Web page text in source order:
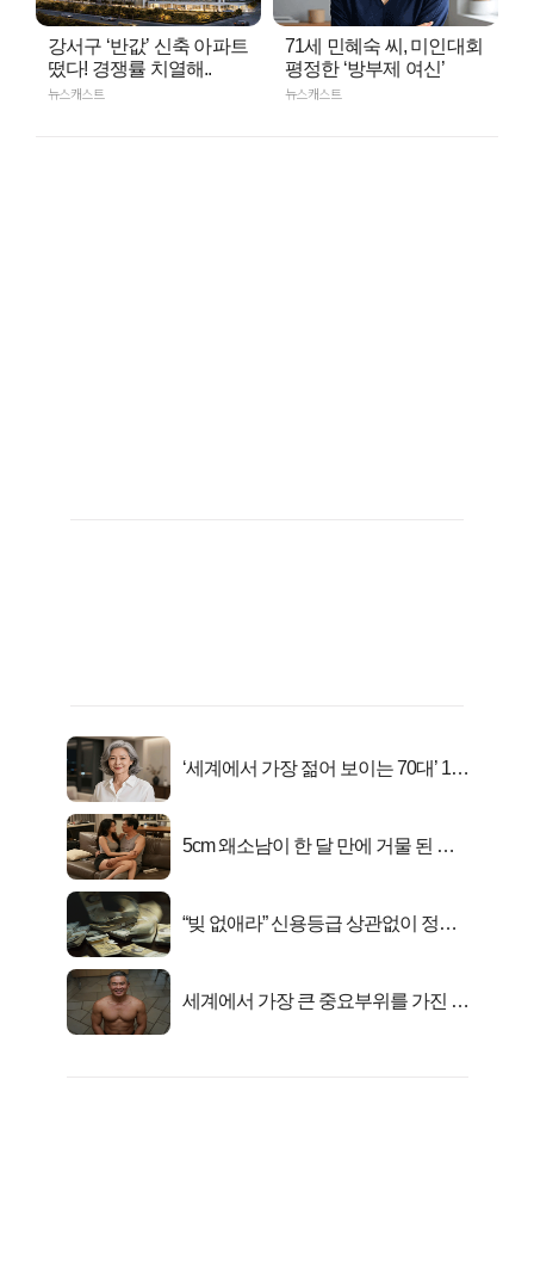
강서구 ‘반값’ 신축 아파트
떴다! 경쟁률 치열해..
뉴스캐스트
71세 민혜숙 씨, 미인대회
평정한 ‘방부제 여신’
뉴스캐스트
‘세계에서 가장 젊어 보이는 70대’ 1위
5cm 왜소남이 한 달 만에 거물 된 사
“빚 없애라” 신용등급 상관없이 정부
세계에서 가장 큰 중요부위를 가진 남